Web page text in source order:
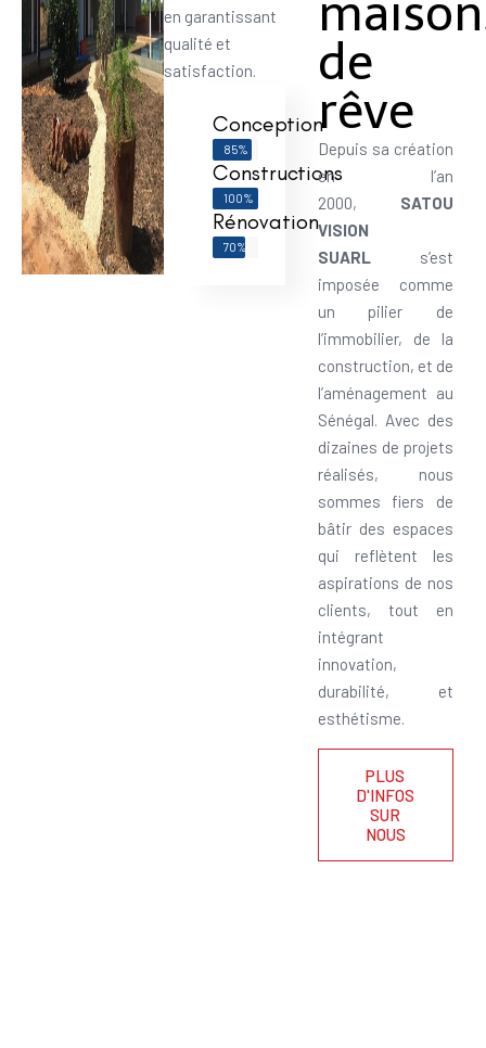
en garantissant
qualité et
satisfaction.
Conception
85%
Constructions
100%
Rénovation
70%
de
rêve
Depuis sa création
en l’an
2000, SATOU
VISION
SUARLs’est
imposée comme
un pilier de
l’immobilier, de la
construction, et de
l’aménagement au
Sénégal. Avec des
dizaines de projets
réalisés, nous
sommes fiers de
bâtir des espaces
qui reflètent les
aspirations de nos
clients, tout en
intégrant
innovation,
durabilité, et
esthétisme.
PLUS
D'INFOS
SUR
NOUS